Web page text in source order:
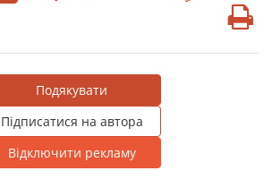
Подякувати
Підписатися на автора
Відключити рекламу